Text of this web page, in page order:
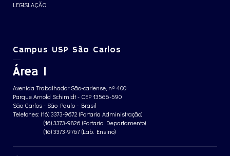
LEGISLAÇÃO
Campus USP São Carlos
Área 1
Avenida Trabalhador São-carlense, nº 400
Parque Arnold Schimidt - CEP 13566-590
São Carlos - São Paulo - Brasil
Telefones: (16) 3373-9672 (Portaria Administração)
(16) 3373-9826 (Portaria Departamento)
(16) 3373-9767 (Lab. Ensino)